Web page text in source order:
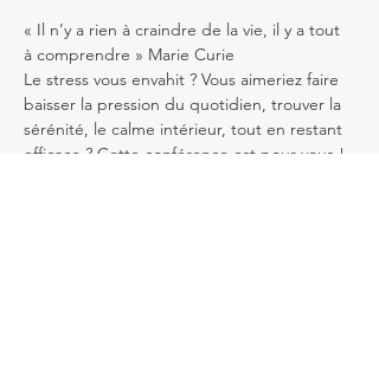
« Il n’y a rien à craindre de la vie, il y a tout
à comprendre » Marie Curie
Le stress vous envahit ? Vous aimeriez faire
baisser la pression du quotidien, trouver la
sérénité, le calme intérieur, tout en restant
efficace ? Cette conférence est pour vous !